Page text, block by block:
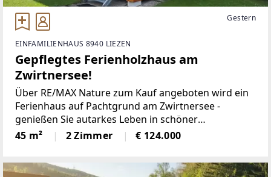
Gestern
EINFAMILIENHAUS 8940 LIEZEN
Gepflegtes Ferienholzhaus am
Zwirtnersee!
Über RE/MAX Nature zum Kauf angeboten wird ein
Ferienhaus auf Pachtgrund am Zwirtnersee -
genießen Sie autarkes Leben in schöner
Natur!Jahrespacht inklusive Fischereirecht für
passionierte FischerDas Ferienhaus in
45 m² 2 Zimmer € 124.000